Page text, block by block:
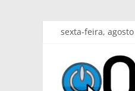
Pular
conteúdo
sexta-feira,